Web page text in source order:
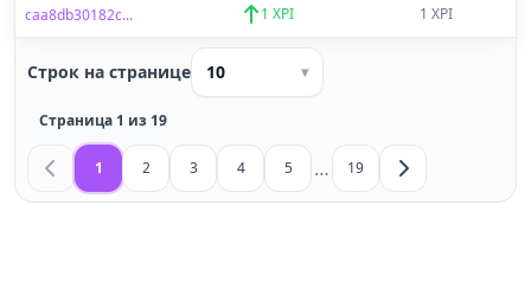
caa8db30182c... 1 XPI 1 XPI
Строк на странице 10 ▾
Страница 1 из 19
1 2 3 4 5 … 19